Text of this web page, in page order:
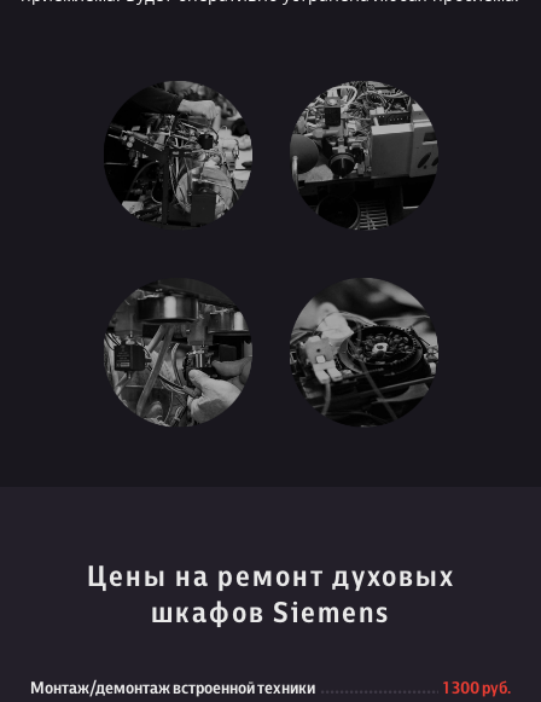
Цены на ремонт духовых
шкафов Siemens
Монтаж/демонтаж встроенной техники 1 300 руб.